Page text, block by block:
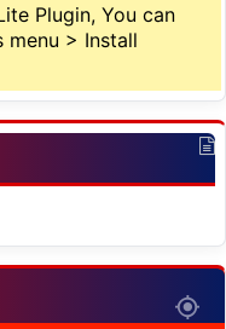
Plugin, You can
menu > Install